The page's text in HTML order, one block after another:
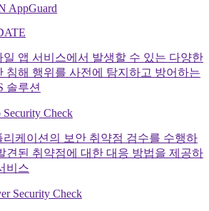
AppGuard
일 앱 서비스에서 발생할 수 있는 다양한
침해 행위를 사전에 탐지하고 방어하는
솔루션
Security Check
리케이션의 보안 취약점 검수를 수행하
견된 취약점에 대한 대응 방법을 제공하
비스
Security Check